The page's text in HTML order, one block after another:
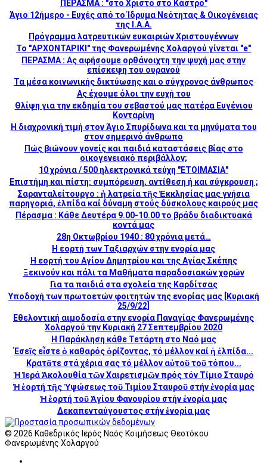
ΠΕΡΑΣΜΑ : "στο Χριστό στο Κάστρο"
Άγιο 12ήμερο - Ευχές από το Ίδρυμα Νεότητας & Οικογένειας
της Ι.Α.Α.
Πρόγραμμα λατρευτικών ευκαιριών Χριστουγέννων
Το "ΑΡΧΟΝΤΑΡΙΚΙ" της Φανερωμένης Χολαργού γίνεται "e"
ΠΕΡΑΣΜΑ : Ας αφήσουμε ορθάνοιχτη την ψυχή μας στην
επίσκεψη του ουρανού
Τα μέσα κοινωνικής δικτύωσης και ο σύγχρονος άνθρωπος
Ας έχουμε όλοι την ευχή του
Θλίψη για την εκδημία του σεβαστού μας πατέρα Ευγένιου
Κονταρίνη
Η διαχρονική τιμή στον Άγιο Σπυρίδωνα και τα μηνύματα του
στον σημερινό άνθρωπο
Πώς βιώνουν γονείς και παιδιά καταστάσεις βίας στο
οικογενειακό περιβάλλον;
10 χρόνια / 500 ηλεκτρονικά τεύχη "ΕΤΟΙΜΑΣΙΑ"
Επιστήμη και πίστη: συμπόρευση, αντίθεση ή και σύγκρουση ;
Σαρανταλείτουργο : ἡ λατρεία τῆς Ἐκκλησίας μας γνήσια
παρηγοριά, ἐλπίδα καί δύναμη στούς δύσκολους καιρούς μας
Πέρασμα : Κάθε Δευτέρα 9.00-10.00 το βράδυ διαδικτυακά
κοντά μας
28η Οκτωβρίου 1940 : 80 χρόνια μετά…
Η εορτή των Ταξιαρχών στην ενορία μας
H εορτή του Αγίου Δημητρίου και της Αγίας Σκέπης
Ξεκινούν και πάλι τα Μαθήματα παραδοσιακών χορών
Για τα παιδιά στα σχολεία της Καρδίτσας
Υποδοχή των πρωτοετών φοιτητών της ενορίας μας [Κυριακή
25/9/22]
Εθελοντική αιμοδοσία στην ενορία Παναγίας Φανερωμένης
Χολαργού την Κυριακή 27 Σεπτεμβρίου 2020
Η Παράκληση κάθε Τετάρτη στο Ναό μας
Έσεῖς εἶστε ὁ καθαρός ὁρίζοντας, τό μέλλον καί ἡ ἐλπίδα...
Κρατᾶτε στά χέρια σας τό μέλλον αὐτοῦ τοῦ τόπου...
Ἡ Ἱερά Ἀκολουθία τῶν Χαιρετισμῶν πρός τόν Τίμιο Σταυρό
Ἡ ἑορτή τῆς Ὑψώσεως τοῦ Τιμίου Σταυροῦ στήν ἐνορία μας
Ἡ ἑορτή τοῦ Ἁγίου Φανουρίου στήν ἐνορία μας
Δεκαπενταύγουστος στήν ἐνορία μας
© 2026 Καθεδρικός Ιερός Ναός Κοιμήσεως Θεοτόκου
Φανερωμένης Χολαργού